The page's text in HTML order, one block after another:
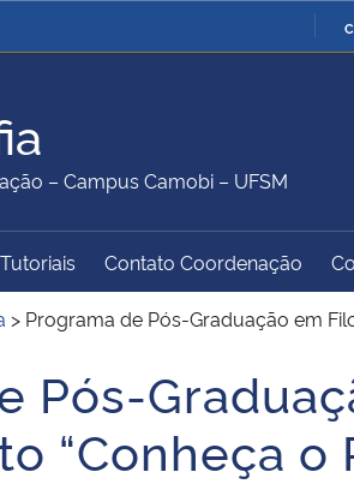
da Justiça e
Ministério da Defesa
da Educação
do Turismo
Ministério do
Desenvolvimento
de Segurança
Advocacia-Geral da
– Campus Camobi – UFSM
Tutoriais Contato Coordenação
> Programa de Pós-Graduação em
Pós-
“Conheça o